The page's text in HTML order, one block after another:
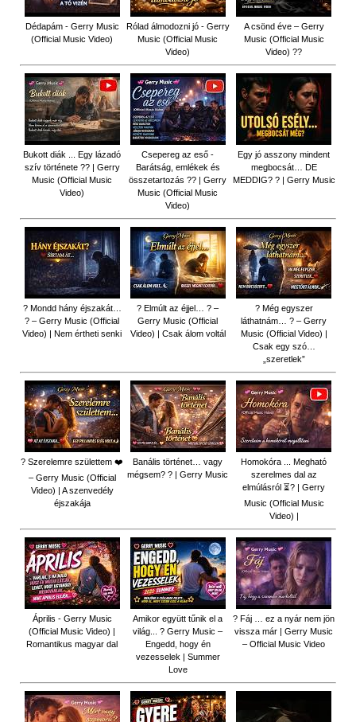
Dédapám - Gerry Music
(Official Music Video)
Rólad álmodozni jó - Gerry
Music (Official Music
Video)
A csönd éve – Gerry
Music (Official Music
Video) ??
Bukott diák ... Egy lázadó
szív története ?? | Gerry
Music (Official Music
Video)
Csepereg az eső -
Barátság, emlékek és
összetartozás ?️? | Gerry
Music (Official Music
Video)
Egy jó asszony mindent
megbocsát… DE
MEDDIG? ? | Gerry Music
? Mondd hány éjszakát…
? – Gerry Music (Official
Video) | Nem értheti senki
? Elmúlt az éjjel… ? –
Gerry Music (Official
Video) | Csak álom voltál
? Még egyszer
láthatnám… ? – Gerry
Music (Official Video) |
Csak egy szó…
„szeretlek”
? Szerelemre születtem ❤️
– Gerry Music (Official
Video) | A szenvedély
éjszakája
Banális történet… vagy
mégsem? ? | Gerry Music
Homokóra ... Megható
szerelmes dal az
elmúlásról ⏳? | Gerry
Music (Official Music
Video) |
Április - Gerry Music
(Official Music Video) |
Romantikus magyar dal
Amikor együtt tűnik el a
világ... ? Gerry Music –
Engedd, hogy én
vezesselek | Summer
Love
? Fáj … ez a nyár nem jön
vissza már | Gerry Music
– Official Music Video